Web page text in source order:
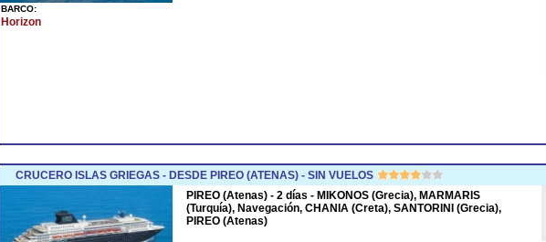
BARCO:
Horizon
CRUCERO ISLAS GRIEGAS - DESDE PIREO (ATENAS) - SIN VUELOS
PIREO (Atenas) - 2 días - MIKONOS (Grecia), MARMARIS
(Turquía), Navegación, CHANIA (Creta), SANTORINI (Grecia),
PIREO (Atenas)